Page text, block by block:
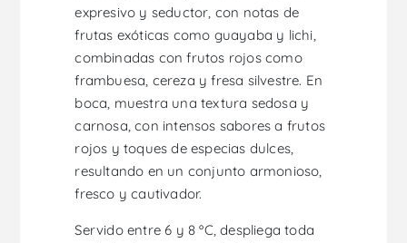
expresivo y seductor, con notas de
frutas exóticas como guayaba y lichi,
combinadas con frutos rojos como
frambuesa, cereza y fresa silvestre. En
boca, muestra una textura sedosa y
carnosa, con intensos sabores a frutos
rojos y toques de especias dulces,
resultando en un conjunto armonioso,
fresco y cautivador.
Servido entre 6 y 8 ºC, despliega toda